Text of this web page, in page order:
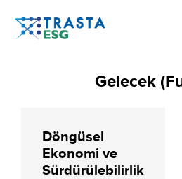
Gelecek
Döngüsel
Ekonomi ve
Sürdürülebilirlik